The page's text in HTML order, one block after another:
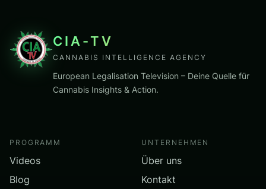
CIA-TV
CANNABIS INTELLIGENCE AGENCY
European Legalisation Television – Deine Quelle für
Cannabis Insights & Action.
PROGRAMM
Videos
Blog
UNTERNEHMEN
Über uns
Kontakt